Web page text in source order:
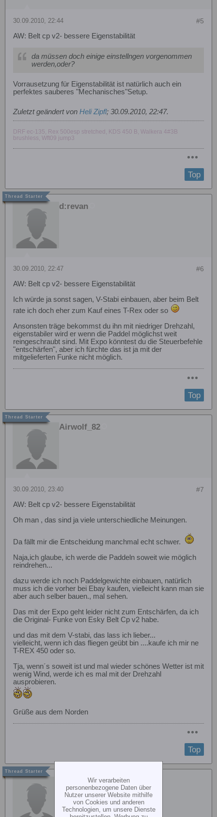
#5
30.09.2010, 22:44
AW: Belt cp v2- bessere Eigenstabilität
da müssen doch einige einstellngen vorgenommen
werden,oder?
Vorrausetzung für Eigenstabilität ist natürlich auch ein
perfektes sauberes "Mechanisches"Setup.
Zuletzt geändert von Heli Zipfl; 30.09.2010, 22:47.
DRF ec-135, Rex 500esp stretched, KDS 450 B, Walkera 4#3B
brushless, Wft09 jump3
Top
d:revan
#6
30.09.2010, 22:47
AW: Belt cp v2- bessere Eigenstabilität
Ich würde ja sonst sagen, V-Stabi einbauen, aber beim Belt
rate ich doch eher zum Kauf eines T-Rex oder so
Ansonsten träge bekommst du ihn mit niedriger Drehzahl,
eigenstabiler wird er wenn die Paddel möglichst weit
reingeschraubt sind. Mit Expo könntest du die Steuerbefehle
"entschärfen", aber ich fürchte das ist ja mit der
mitgelieferten Funke nicht möglich.
Top
Airwolf_82
#7
30.09.2010, 23:40
AW: Belt cp v2- bessere Eigenstabilität
Oh man , das sind ja viele unterschiedliche Meinungen.
Da fällt mir die Entscheidung manchmal echt schwer.
Naja,ich glaube, ich werde die Paddeln soweit wie möglich
reindrehen...
dazu werde ich noch Paddelgewichte einbauen, natürlich
muss ich die vorher bei Ebay kaufen, vielleicht kann man sie
aber auch selber bauen., mal sehen.
Das mit der Expo geht leider nicht zum Entschärfen, da ich
die Original- Funke von Esky Belt Cp v2 habe.
und das mit dem V-stabi, das lass ich lieber...
vielleicht, wenn ich das fliegen geübt bin ....kaufe ich mir ne
T-REX 450 oder so.
Tja, wenn´s soweit ist und mal wieder schönes Wetter ist mit
wenig Wind, werde ich es mal mit der Drehzahl
ausprobieren.
Grüße aus dem Norden
Top
Airwolf_82Wir verarbeiten
personenbezogene Daten über
Nutzer unserer Website mithilfe
von Cookies und anderen
Technologien, um unsere Dienste